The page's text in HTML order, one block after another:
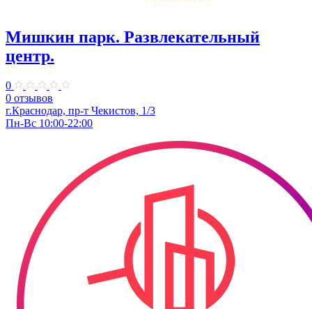
Мишкин парк. Развлекательный
центр.
0
0 отзывов
г.Краснодар, пр-т Чекистов, 1/3
Пн-Вс 10:00-22:00